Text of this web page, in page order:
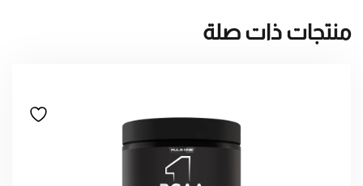
منتجات ذات صلة